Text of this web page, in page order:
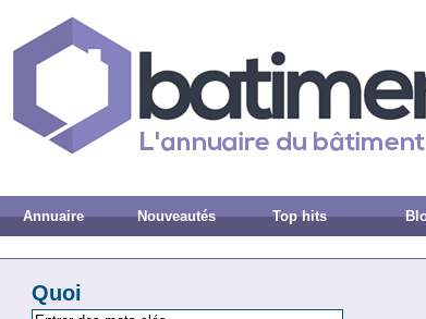
Annuaire Nouveautés Top hits
Quoi